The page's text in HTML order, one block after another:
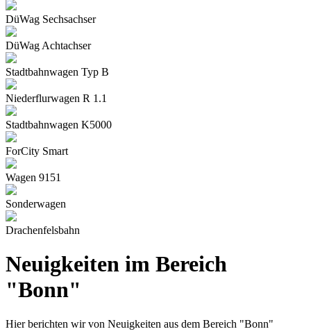
DüWag Sechsachser
DüWag Achtachser
Stadtbahnwagen Typ B
Niederflurwagen R 1.1
Stadtbahnwagen K5000
ForCity Smart
Wagen 9151
Sonderwagen
Drachenfelsbahn
Neuigkeiten im Bereich
"Bonn"
Hier berichten wir von Neuigkeiten aus dem Bereich "Bonn"